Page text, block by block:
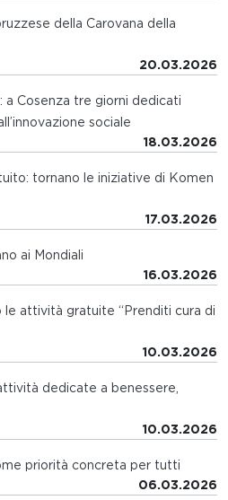
della Carovana della
20.03.2026
Cosenza tre giorni dedicati
sociale
18.03.2026
tornano le iniziative di Komen
17.03.2026
ai Mondiali
16.03.2026
le attività gratuite “Prenditi cura di
10.03.2026
dedicate a benessere,
10.03.2026
priorità concreta per tutti
06.03.2026